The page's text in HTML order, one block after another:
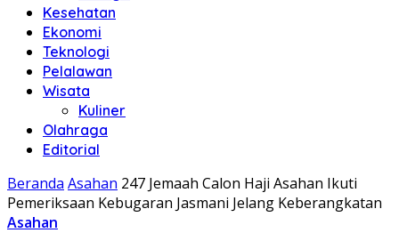
Kesehatan
Ekonomi
Teknologi
Pelalawan
Wisata
Kuliner
Olahraga
Editorial
Beranda Asahan 247 Jemaah Calon Haji Asahan Ikuti
Pemeriksaan Kebugaran Jasmani Jelang Keberangkatan
Asahan